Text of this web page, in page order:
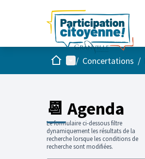
AccueilMenu principal
/ Concertations /
📆 Agenda
Le formulaire ci-dessous filtre
dynamiquement les résultats de la
recherche lorsque les conditions de
recherche sont modifiées.